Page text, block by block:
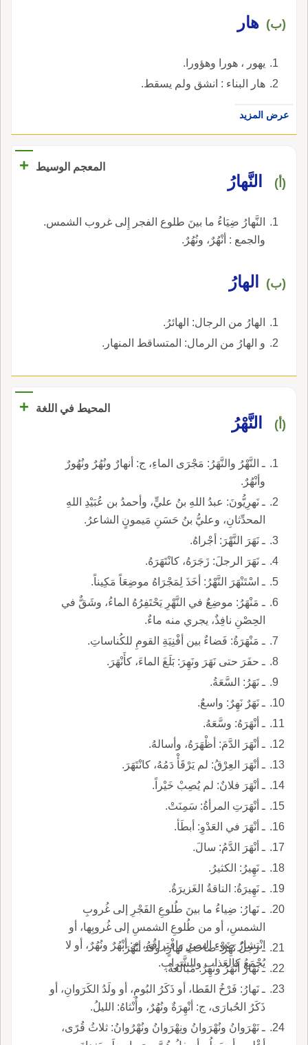
(ب) هار
يهور ، هورا وهؤورا.
هار البناء : انشق ولم يسقط.
عرض المزيد
المعجم الوسيط +
(أ) النَّهارُ
النَّهارُ ضِيَاءُ ما بينَ طلوع الفجر إِلى غروب الشمس.
والجمع : أنْهُرٌ، ونُهُرٌ.
(ب) الهارُ
الهارُ من الرجال: الهائرُ.
و الهارُ من الرمال: المتساقط المنهار.
المحيط في اللغة +
(أ) النَّهْرُ
ـ النَّهْرُ والنَّهَرُ: مَجْرَى الماءِ، ج: أنهارٌ ونُهُرٌ ونُهُورٌ
وأنْهُرٌ.
ـ نَهرِيُّونَ: عبدُ اللهِ بنُ عليٍّ، وأحمدُ بن عُبَيْدِ اللهِ
المحدِّثانِ، وعليُّ بنُ حَسَنِ مَيمونٍ الشاعرُ.
ـ نَهَرَ النَّهْرَ: أجْراهُ.
ـ نَهَرَ الرجلَ: زَجَرَهُ، كانْتَهَرَهُ.
ـ اسْتَنْهَرَ النَّهْرُ: أخَذَ لِمَجْرَاهُ موضِعَاً مَكِيناً.
ـ مَنْهَرُ: موضِعٌ في النَّهْرِ يَحْتَفِرُهُ الماءُ، وشَقٌّ في
الحِصْنِ نافِذٌ، يجري منه ماءٌ.
ـ مَنْهَرَةُ: فَضاءٌ بين أفْنِيَةِ القومِ للكُناساتِ.
ـ حفَرَ حتى نَهَرَ ونَهِرَ: بَلَغَ الماءَ، كأَنْهَرَ.
ـ نَهَرُ: السَّعَةُ.
ـ نَهَرٌ نَهِرٌ: واسعٌ.
ـ أنْهَرَهُ: وسَّعَهُ.
ـ أنْهَرَ الدَّمَ: أظْهَرَهُ، وأسالهُ.
ـ أنْهَرَ العِرْقُ: لم يَرْقَأْ دَمُهُ، كانْتَهَرَ.
ـ أنْهَرَ فلانٌ: لم يُصِبْ خَيْراً.
ـ أنْهَرَتِ المرأةُ: سَمِنَتْ.
ـ أنْهَرَ في العَدْوِ: أبطَأ.
ـ أنْهَرَ الدَّمُ: سالَ.
ـ نَهِيرُ: الكثيرُ.
ـ نَهِيرَةُ: الناقةُ الغَزيرَةُ.
ـ نَهارُ: ضِياءُ ما بينَ طُلوعِ الفَجْرِ إلى غُروبِ
الشمسِ، أو من طُلوعِ الشمسِ إلى غُروبِها، أو
انْتِشارُ ضَوْءِ البصرِ وافْتِراقُهُ، ج: أنْهُرٌ ونُهُرٌ، أو لا
يُجْمَعُ كالعَذابِ والشَّرابِ.
ـ رجلٌ نَهِرٌ: صاحبُ نَهارٍ، وقد أنْهَرَ.
ـ نَهَارٌ أنْهَرُ ونَهِرٌ: مُبالَغَةٌ.
ـ نَهارُ: فَرْخُ القَطا، أو ذَكَرُ البُومِ، أو ولَدُ الكَرَوانِ، أو
ذَكَرُ الحُبارَى، ج: أنْهِرَةٌ ونُهُرٌ، وأُنْثاهُ: الليلُ.
ـ نَهْرَوانُ ونُهْرَوانُ ونِهْرَوانُ ونُهْرُوانُ: ثلاثُ قُرًى،